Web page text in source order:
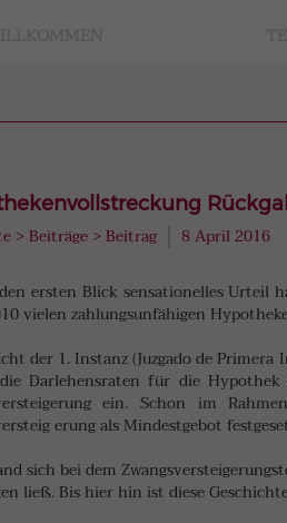
>Beiträge >Beitrag 8 April 2016
ersten Blick sensationelles Urteil
vielen zahlungsunfähigen
der 1. Instanz (Juzgado de
Darlehensraten für die
ein. Schon im
erung als Mindestgebot
sich bei dem
ließ. Bis hier hin ist diese